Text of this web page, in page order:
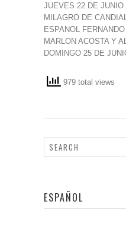
JUEVES 22 DE
MILAGRO DE
ESPANOL
MARLON ACOSTA Y
DOMINGO 25 DE
979 total views
ESPAÑOL